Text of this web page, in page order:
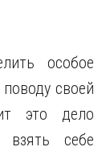
особое
своей
это дело
взять себе